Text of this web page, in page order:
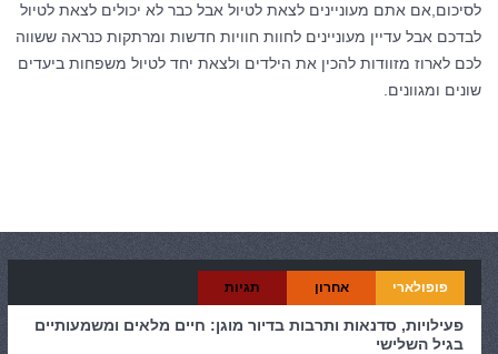
לסיכום,אם אתם מעוניינים לצאת לטיול אבל כבר לא יכולים לצאת לטיול
לבדכם אבל עדיין מעוניינים לחוות חוויות חדשות ומרתקות כנראה ששווה
לכם לארוז מזוודות להכין את הילדים ולצאת יחד לטיול משפחות ביעדים
שונים ומגוונים.
פופולארי אחרון תגיות
פעילויות, סדנאות ותרבות בדיור מוגן: חיים מלאים ומשמעותיים
בגיל השלישי